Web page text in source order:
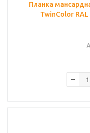
Планка
TwinColor